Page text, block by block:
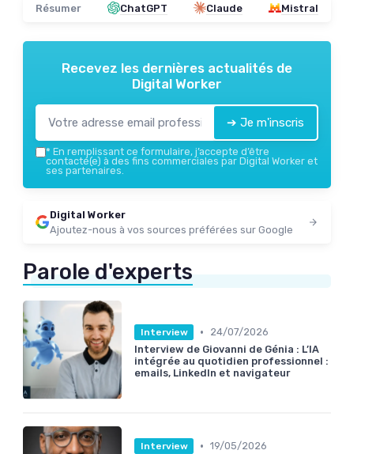
Résumer ChatGPT Claude Mistral
Recevez les dernières actualités de
Digital Worker
➔ Je m'inscris
* En remplissant ce formulaire, j’accepte d’être
contacté(e) à des fins commerciales par Digital Worker et
ses partenaires.
Digital Worker
Ajoutez-nous à vos sources préférées sur Google
Parole d'experts
Interview •
24/07/2026
Interview de Giovanni de Génia : L’IA
intégrée au quotidien professionnel :
emails, LinkedIn et navigateur
Interview • 19/05/2026